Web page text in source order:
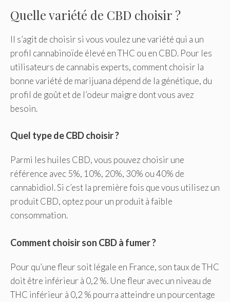
Quelle variété de CBD choisir ?
Il s’agit de choisir si vous voulez une variété qui a un
profil cannabinoïde élevé en THC ou en CBD. Pour les
utilisateurs de cannabis experts, comment choisir la
bonne variété de marijuana dépend de la génétique, du
profil de goût et de l’odeur maigre dont vous avez
besoin.
Quel type de CBD choisir ?
Parmi les huiles CBD, vous pouvez choisir une
référence avec 5%, 10%, 20%, 30% ou 40% de
cannabidiol. Si c’est la première fois que vous utilisez un
produit CBD, optez pour un produit à faible
consommation.
Comment choisir son CBD à fumer ?
Pour qu’une fleur soit légale en France, son taux de THC
doit être inférieur à 0,2 %. Une fleur avec un niveau de
THC inférieur à 0,2 % pourra atteindre un pourcentage